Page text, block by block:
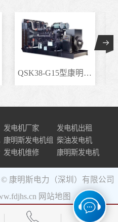
QSK38-G15型康明斯柴..
发电机厂家
发电机出租
康明斯发电机组 柴油发电机
发电机维修 康明斯发电机
© 康明斯电力（深圳）有限公司
网站地图